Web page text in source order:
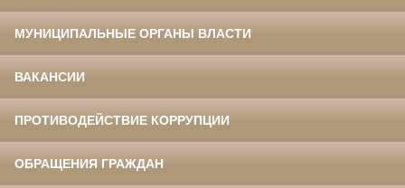
МУНИЦИПАЛЬНЫЕ ОРГАНЫ ВЛАСТИ
ВАКАНСИИ
ПРОТИВОДЕЙСТВИЕ КОРРУПЦИИ
ОБРАЩЕНИЯ ГРАЖДАН